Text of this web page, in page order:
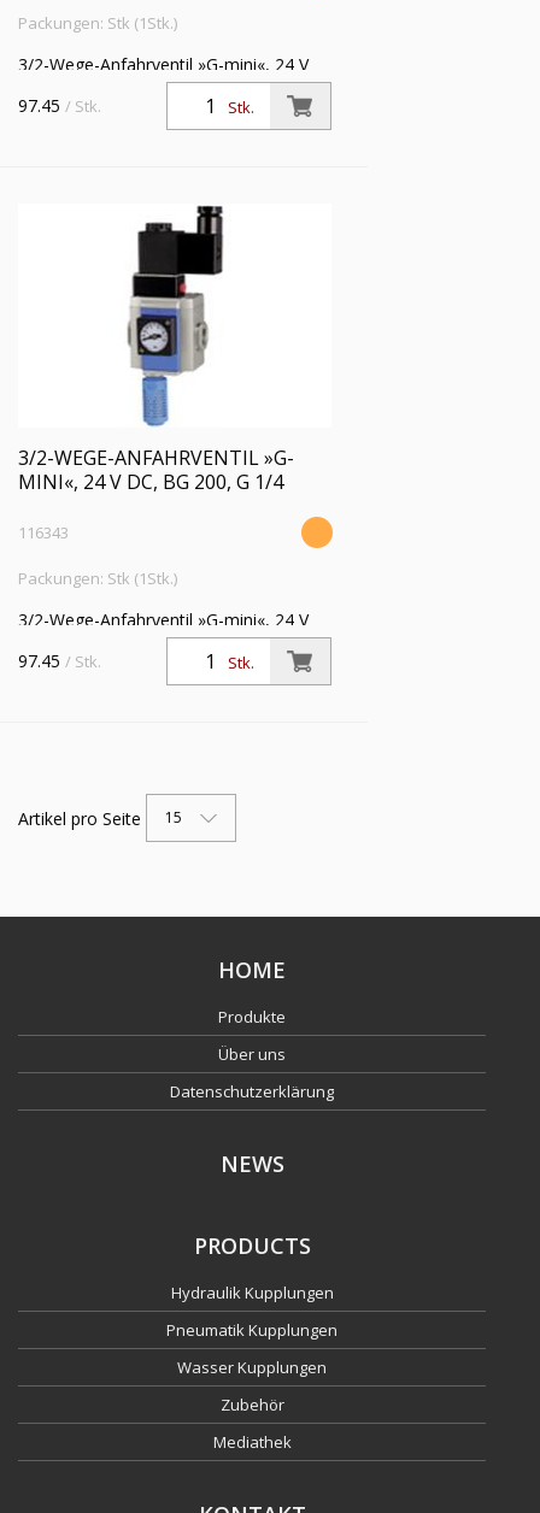
Packungen: Stk (1Stk.)
3/2-Wege-Anfahrventil »G-mini«, 24 V
DC, mit Haltewinkel und Schalldämpfer,
BG 200, G 1/8, Eingangsdruck 2,5 - 9
Stk.
97.45 / Stk.
3/2-WEGE-ANFAHRVENTIL »G-
MINI«, 24 V DC, BG 200, G 1/4
116343
Packungen: Stk (1Stk.)
3/2-Wege-Anfahrventil »G-mini«, 24 V
DC, mit Haltewinkel und Schalldämpfer,
BG 200, G 1/4, Eingangsdruck 2,5 - 9
Stk.
97.45 / Stk.
Artikel pro Seite 15
HOME
Produkte
Über uns
Datenschutzerklärung
NEWS
PRODUCTS
Hydraulik Kupplungen
Pneumatik Kupplungen
Wasser Kupplungen
Zubehör
Mediathek